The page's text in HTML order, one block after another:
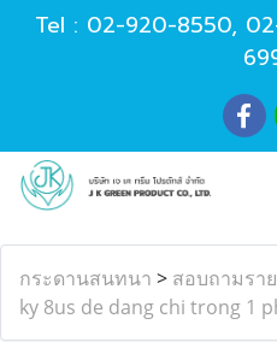
Tel : 02-920-8550,
กระดานสนทนา > สอบถามรา
ky 8us de dang chi trong 1